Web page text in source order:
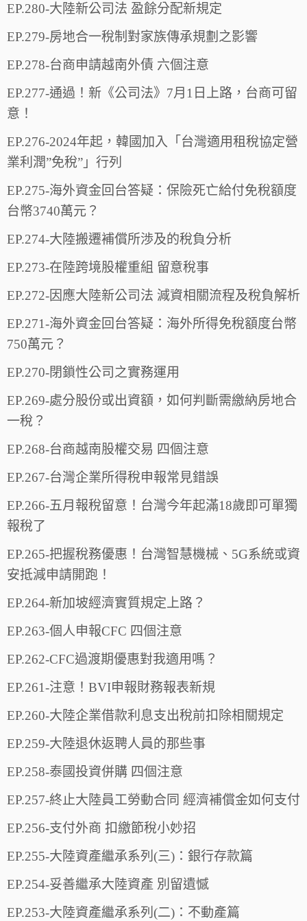
EP.280-大陸新公司法 盈餘分配新規定
EP.279-房地合一稅制對家族傳承規劃之影響
EP.278-台商申請越南外債 六個注意
EP.277-通過！新《公司法》7月1日上路，台商可留
意！
EP.276-2024年起，韓國加入「台灣適用租稅協定營
業利潤”免稅”」行列
EP.275-海外資金回台答疑：保險死亡給付免稅額度
台幣3740萬元？
EP.274-大陸搬遷補償所渉及的稅負分析
EP.273-在陸跨境股權重組 留意稅事
EP.272-因應大陸新公司法 減資相關流程及稅負解析
EP.271-海外資金回台答疑：海外所得免稅額度台幣
750萬元？
EP.270-閉鎖性公司之實務運用
EP.269-處分股份或出資額，如何判斷需繳納房地合
一稅？
EP.268-台商越南股權交易 四個注意
EP.267-台灣企業所得稅申報常見錯誤
EP.266-五月報稅留意！台灣今年起滿18歲即可單獨
報稅了
EP.265-把握稅務優惠！台灣智慧機械、5G系統或資
安抵減申請開跑！
EP.264-新加坡經濟實質規定上路？
EP.263-個人申報CFC 四個注意
EP.262-CFC過渡期優惠對我適用嗎？
EP.261-注意！BVI申報財務報表新規
EP.260-大陸企業借款利息支出稅前扣除相關規定
EP.259-大陸退休返聘人員的那些事
EP.258-泰國投資併購 四個注意
EP.257-終止大陸員工勞動合同 經濟補償金如何支付
EP.256-支付外商 扣繳節稅小妙招
EP.255-大陸資產繼承系列(三)：銀行存款篇
EP.254-妥善繼承大陸資產 別留遺憾
EP.253-大陸資產繼承系列(二)：不動產篇